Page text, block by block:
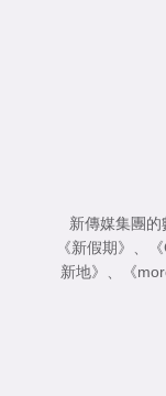
新傳媒集團
《新假期》 、
新地》 、 《